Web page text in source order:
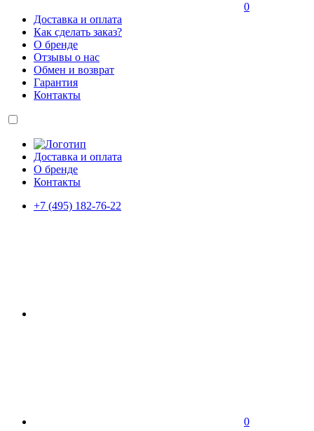
0
Доставка и оплата
Как сделать заказ?
О бренде
Отзывы о нас
Обмен и возврат
Гарантия
Контакты
Доставка и оплата
О бренде
Контакты
+7 (495) 182-76-22
0